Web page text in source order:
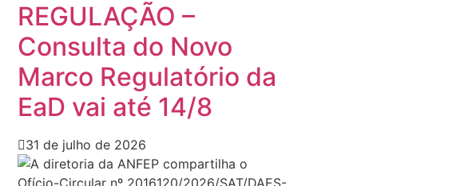
REGULAÇÃO –
Consulta do Novo
Marco Regulatório da
EaD vai até 14/8
31 de julho de 2026